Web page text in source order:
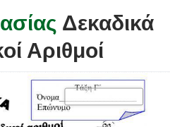
Δεκαδικά
Αριθμοί